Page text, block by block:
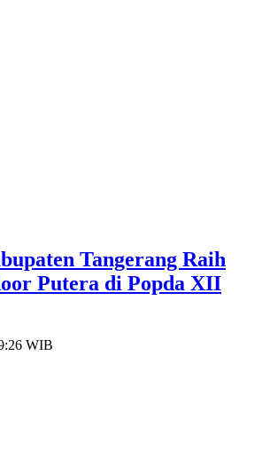
Tangerang Raih
Putera di Popda XII
WIB